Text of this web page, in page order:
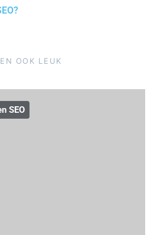
OOK LEUK
SEO